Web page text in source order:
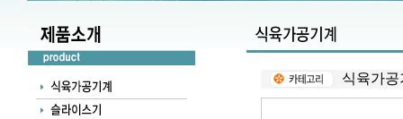
식육가공